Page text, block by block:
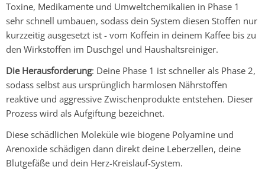
Toxine, Medikamente und Umweltchemikalien in Phase 1
sehr schnell umbauen, sodass dein System diesen Stoffen nur
kurzzeitig ausgesetzt ist - vom Koffein in deinem Kaffee bis zu
den Wirkstoffen im Duschgel und Haushaltsreiniger.
Die Herausforderung: Deine Phase 1 ist schneller als Phase 2,
sodass selbst aus ursprünglich harmlosen Nährstoffen
reaktive und aggressive Zwischenprodukte entstehen. Dieser
Prozess wird als Aufgiftung bezeichnet.
Diese schädlichen Moleküle wie biogene Polyamine und
Arenoxide schädigen dann direkt deine Leberzellen, deine
Blutgefäße und dein Herz-Kreislauf-System.